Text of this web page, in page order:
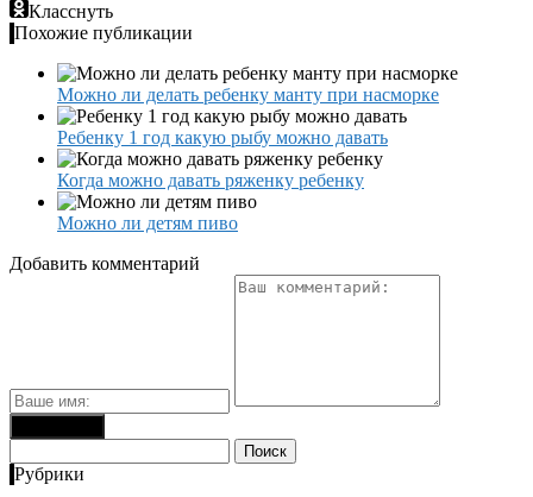
Класснуть
Похожие публикации
Можно ли делать ребенку манту при насморке
Ребенку 1 год какую рыбу можно давать
Когда можно давать ряженку ребенку
Можно ли детям пиво
Добавить комментарий
Рубрики